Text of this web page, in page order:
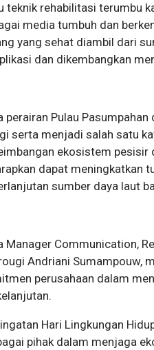
teknik rehabilitasi terumbu
media tumbuh dan
yang sehat diambil dari
dan dikembangkan
perairan Pulau
serta menjadi salah satu
ekosistem pesisir
dapat meningkatkan
sumber daya laut
Manager Communication,
Andriani Sumampouw,
perusahaan dalam
Hari Lingkungan
pihak dalam menjaga